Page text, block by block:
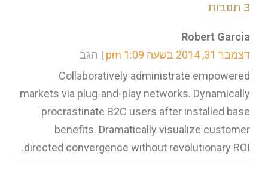
3 תגובות
Robert Garcia
דצמבר 31, 2014 בשעה 1:09 pm
הגב
Collaboratively administrate empowered
markets via plug-and-play networks. Dynamically
procrastinate B2C users after installed base
benefits. Dramatically visualize customer
directed convergence without revolutionary ROI.